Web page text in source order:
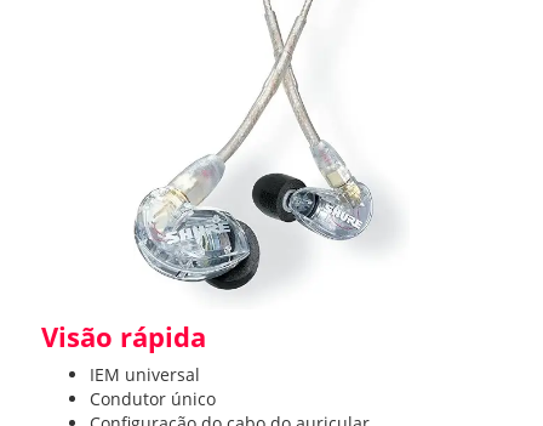
Visão rápida
IEM universal
Condutor único